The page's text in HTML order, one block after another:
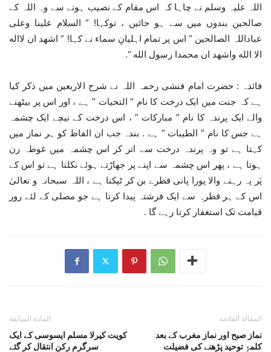
اللہ علیہ وسلم نے چاہا کہ اس مقام کے نصیب ہونے سے وہ اللہ کے
صالحین بندوں میں سے ہو جائیں ، توکہا! ” السلام علینا وعلی
عباداللہ الصالحین ” اس پر تمام اہلیانِ سماء نے کہا! ” اشھد ان لااله
الا الله واشھد ان محمدا رسول الله “.
فائدہ : حضرت امام فنشی رحمہ اللہ نے شرح الاربعین میں ذکر کیا
ہے کہ جنت میں ایک درخت کا نام ” التحیات ” ہے ، اور اس پر بیٹھنے
والے ایک پرندہ کا نام ” مبارکات ” ، اس درخت کے نیچے ایک چشمہ
ہے جس کا نام ” الطیبات ” ہے . بندہ جب ان الفاظ کو ہر نماز میں
کہتا ہے تو وہ پرندہ درخت سے اتر کر اس چشمہ میں غوطہ زن
ہوتا ہے ، پھر اس چشمہ سے اپنے پر جھاڑتے ہوئے نکلتا ہے تو اس کے
پَر پہ رہنے والا پورا پانی قطرے بن کر ٹپکتا ہے ، اللہ سبحانہ و تعالیٰ
اس کے ہر قطرہ سے ایک فرشتہ پیدا کرتا ہے جو مصلی کے لئے روز
قیامت تک استغفار کرتا رہے گا .
المادة السابقة
کویت کیرلا مسلم ایسوسی کے ایک
سرگرم رکن انتقال کر گئے
المقالة القادمة
نماز صبح اور نماز مغرب کے بعد
کلمۂِ توحید پڑھنے کی فضیلت